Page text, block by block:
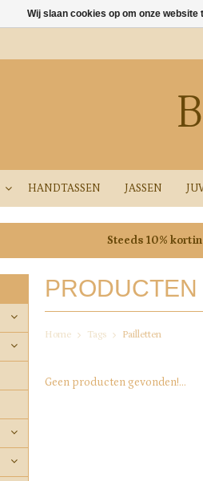
HANDTASSEN JASSEN
Steeds 10%
Home Tags Pailletten
Geen producten gevonden!...
Wij slaan cookies op om onze